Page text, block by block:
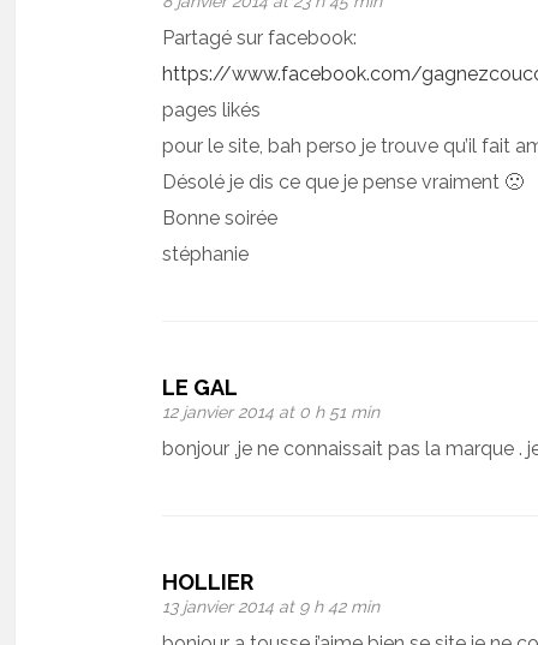
Partagé sur facebook:
https://www.facebook.com/
pages likés
pour le site, bah perso je trouve qu’il fait
Désolé je dis ce que je pense vraiment 🙁
Bonne soirée
stéphanie
LE GAL
12 janvier 2014 at 0 h 51 min
bonjour ,je ne connaissait pas la marque .
HOLLIER
13 janvier 2014 at 9 h 42 min